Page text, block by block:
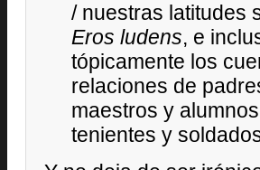
/ nuestras latitudes
Eros ludens, e
tópicamente los
relaciones de
maestros y
tenientes y